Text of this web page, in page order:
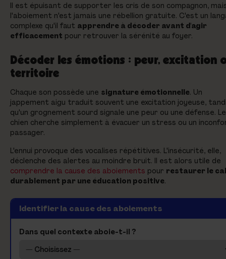
Il est épuisant de supporter les cris de son compagnon,
l'aboiement n'est jamais une rébellion gratuite. C'est un
complexe qu'il faut apprendre à décoder avant d'agir
efficacement pour retrouver la sérénité au foyer.
Décoder les émotions : peur, excitation
territoire
Chaque son possède une signature émotionnelle. Un
jappement aigu traduit souvent une excitation joyeuse,
qu'un grognement sourd signale une peur ou une défense. Le
chien cherche simplement à évacuer un stress ou un
passager.
L'ennui provoque des vocalises répétitives. L'insécurité, elle,
déclenche des alertes au moindre bruit. Il est alors utile de
comprendre la cause des aboiements pour restaurer le
durablement par une éducation positive.
Identifier la cause des aboiements
Dans quel contexte aboie-t-il ?